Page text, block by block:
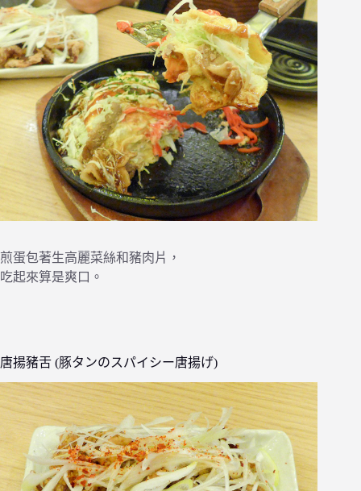
煎蛋包著生高麗菜絲和豬肉片，
吃起來算是爽口。
唐揚豬舌 (豚タンのスパイシー唐揚げ)